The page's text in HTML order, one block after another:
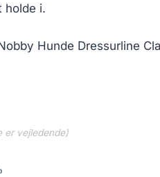
holde i.
Hunde Dressurline
er vejledende)